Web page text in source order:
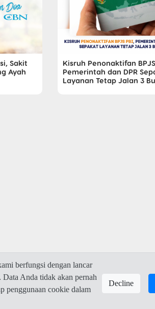
Sakit
Ayah
Kisruh Penonaktifan
Pemerintah dan DPR
Layanan Tetap Jalan 3
berfungsi dengan lancar
Anda tidak akan pernah
penggunaan cookie dalam
Decline